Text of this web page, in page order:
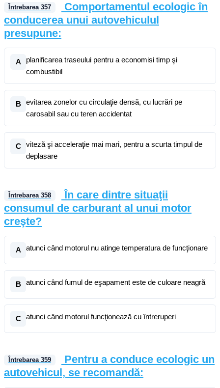
Întrebarea 357
Comportamentul ecologic în
conducerea unui autovehiculul
presupune:
A
planificarea traseului pentru a economisi timp şi
combustibil
B
evitarea zonelor cu circulaţie densă, cu lucrări pe
carosabil sau cu teren accidentat
C
viteză şi acceleraţie mai mari, pentru a scurta timpul de
deplasare
Întrebarea 358
În care dintre situaţii
consumul de carburant al unui motor
creşte?
A atunci când motorul nu atinge temperatura de funcţionare
B atunci când fumul de eşapament este de culoare neagră
C atunci când motorul funcţionează cu întreruperi
Întrebarea 359
Pentru a conduce ecologic un
autovehicul, se recomandă: